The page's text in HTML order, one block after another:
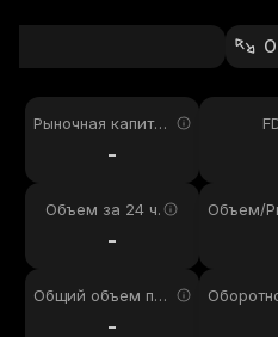
Рыночная капитал
-
Объем за 24 ч.
-
Объем/
Общий объем пре
-